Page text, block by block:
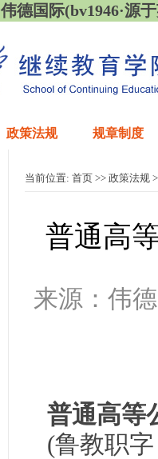
伟德国际(bv1946·源
政策法规 规章制度
当前位置: 首页 >> 政策法规
普通高
来源：伟
普通高等
(鲁教职